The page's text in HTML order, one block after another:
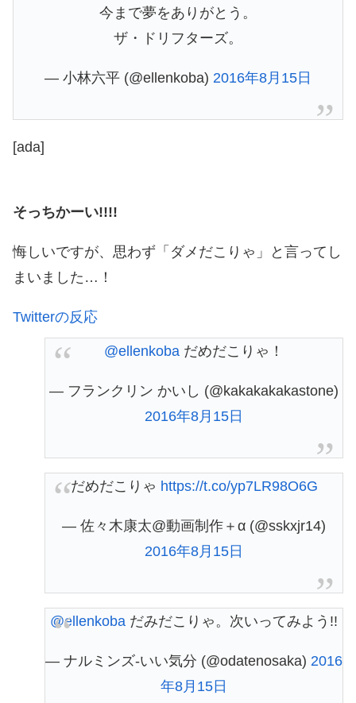
今まで夢をありがとう。
ザ・ドリフターズ。
— 小林六平 (@ellenkoba) 2016年8月15日
[ada]
そっちかーい!!!!
悔しいですが、思わず「ダメだこりゃ」と言ってし
まいました…！
Twitterの反応
@ellenkoba だめだこりゃ！
— フランクリン かいし (@kakakakakastone)
2016年8月15日
だめだこりゃ https://t.co/yp7LR98O6G
— 佐々木康太@動画制作＋α (@sskxjr14)
2016年8月15日
@ellenkoba だみだこりゃ。次いってみよう!!
— ナルミンズ-いい気分 (@odatenosaka) 2016
年8月15日